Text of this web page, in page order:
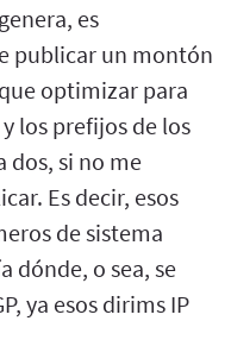
es
publicar un montón
optimizar para
los prefijos de los
dos, si no me
Es decir, esos
de sistema
dónde, o sea, se
ya esos dirims IP